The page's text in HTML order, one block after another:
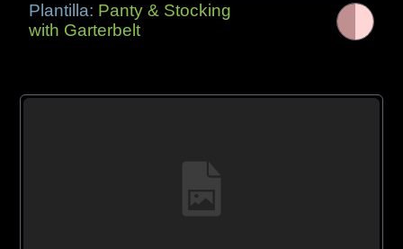
Plantilla: Panty & Stocking
with Garterbelt